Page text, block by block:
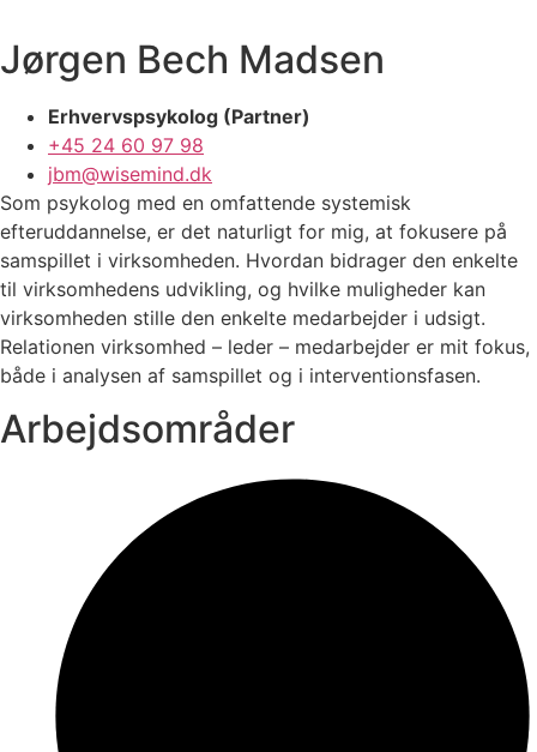
Jørgen Bech Madsen
Erhvervspsykolog (Partner)
+45 24 60 97 98
jbm@wisemind.dk
Som psykolog med en omfattende systemisk
efteruddannelse, er det naturligt for mig, at fokusere på
samspillet i virksomheden. Hvordan bidrager den enkelte
til virksomhedens udvikling, og hvilke muligheder kan
virksomheden stille den enkelte medarbejder i udsigt.
Relationen virksomhed – leder – medarbejder er mit fokus,
både i analysen af samspillet og i interventionsfasen.
Arbejdsområder